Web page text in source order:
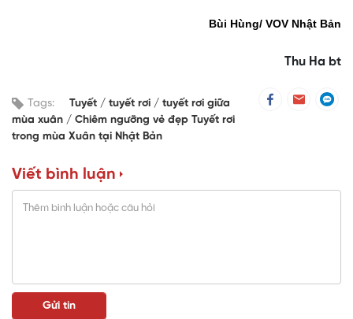
Bùi Hùng/ VOV Nhật Bản
Thu Ha bt
Tags: Tuyết tuyết rơi
tuyết rơi giữa
mùa xuân
Chiêm ngưỡng vẻ đẹp Tuyết rơi
trong mùa Xuân tại Nhật Bản
Viết bình luận